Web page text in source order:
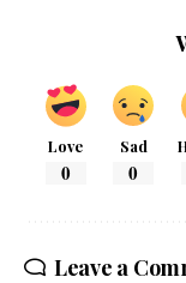
Love
0
Sad
0
Leave a